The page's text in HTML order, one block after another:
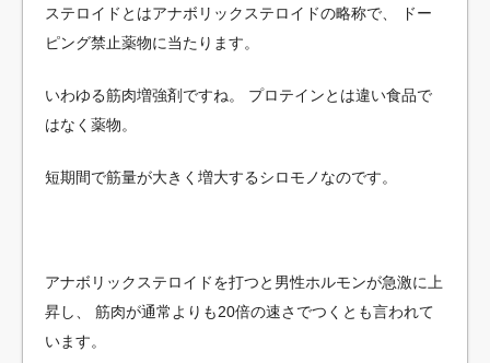
ステロイドとはアナボリックステロイドの略称で、
ドー
ピング禁止薬物に当たります。
いわゆる筋肉増強剤ですね。
プロテインとは違い食品で
はなく薬物。
短期間で筋量が大きく増大するシロモノなのです。
アナボリックステロイドを打つと男性ホルモンが急激に上
昇し、
筋肉が通常よりも20倍の速さでつくとも言われて
います。